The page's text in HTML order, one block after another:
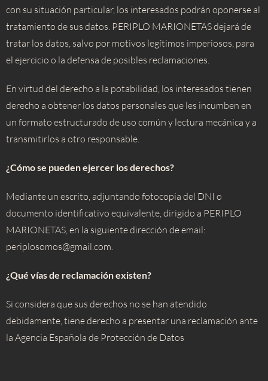
con su situación particular, los interesados podrán oponerse al
tratamiento de sus datos. PERIPLO MARIONETAS dejará de
tratar los datos, salvo por motivos legítimos imperiosos, para
el ejercicio o la defensa de posibles reclamaciones.
En virtud del derecho a la potabilidad, los interesados tienen
derecho a obtener los datos personales que les incumben en
un formato estructurado de uso común y lectura mecánica y a
transmitirlos a otro responsable.
¿Cómo se pueden ejercer los derechos?
Mediante un escrito, adjuntando fotocopia del DNI o
documento identificativo equivalente, dirigido a PERIPLO
MARIONETAS, en la siguiente dirección de email:
periplosomos@gmail.com.
¿Qué vías de reclamación existen?
Si considera que sus derechos no se han atendido
debidamente, tiene derecho a presentar una reclamación ante
la Agencia Española de Protección de Datos